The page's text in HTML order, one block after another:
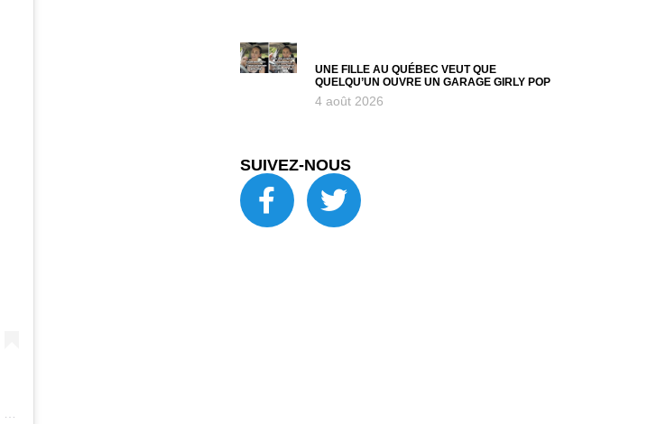
UNE FILLE AU QUÉBEC VEUT QUE
QUELQU’UN OUVRE UN GARAGE GIRLY POP
4 août 2026
SUIVEZ-NOUS